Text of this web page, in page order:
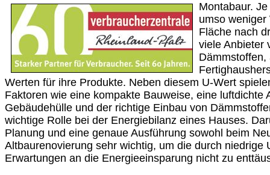
Montabaur.
umso
Fläche nach
viele Anbieter
Dämmstoffen,
Werten für ihre Produkte. Neben diesem U-Wert
Faktoren wie eine kompakte Bauweise, eine luftdichte
Gebäudehülle und der richtige Einbau von
wichtige Rolle bei der Energiebilanz eines Hauses.
Planung und eine genaue Ausführung sowohl beim
Altbaurenovierung sehr wichtig, um die durch niedrige
Erwartungen an die Energieeinsparung nicht zu